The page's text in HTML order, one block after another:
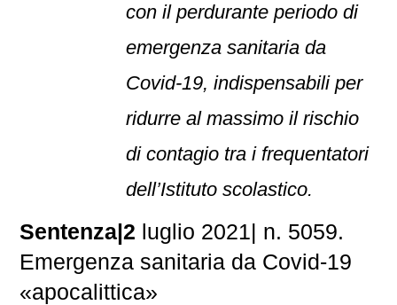
con il perdurante periodo di
emergenza sanitaria da
Covid-19, indispensabili per
ridurre al massimo il rischio
di contagio tra i frequentatori
dell’Istituto scolastico.
Sentenza|2 luglio 2021| n. 5059.
Emergenza sanitaria da Covid-19
«apocalittica»